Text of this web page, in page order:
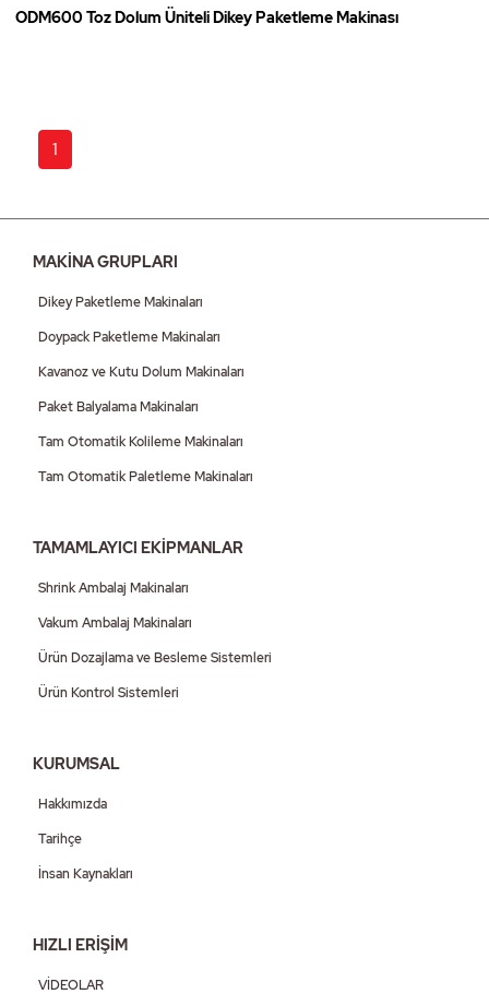
ODM600 Toz Dolum Üniteli Dikey Paketleme Makinası
1
MAKİNA GRUPLARI
Dikey Paketleme Makinaları
Doypack Paketleme Makinaları
Kavanoz ve Kutu Dolum Makinaları
Paket Balyalama Makinaları
Tam Otomatik Kolileme Makinaları
Tam Otomatik Paletleme Makinaları
TAMAMLAYICI EKİPMANLAR
Shrink Ambalaj Makinaları
Vakum Ambalaj Makinaları
Ürün Dozajlama ve Besleme Sistemleri
Ürün Kontrol Sistemleri
KURUMSAL
Hakkımızda
Tarihçe
İnsan Kaynakları
HIZLI ERİŞİM
VİDEOLAR